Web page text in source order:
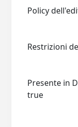
Policy
Restrizioni
Presente in